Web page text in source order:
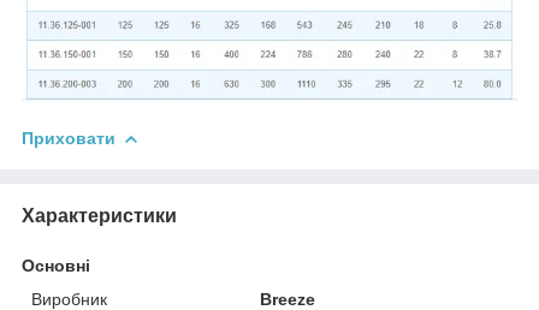
Приховати
Характеристики
Основні
Виробник
Breeze